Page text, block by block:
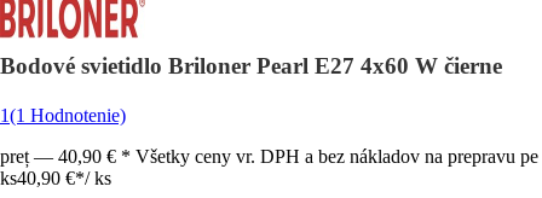
Bodové svietidlo Briloner Pearl E27 4x60 W čierne
1(1 Hodnotenie)
preț — 40,90 € * Všetky ceny vr. DPH a bez nákladov na prepravu pe
ks40,90 €*/ ks